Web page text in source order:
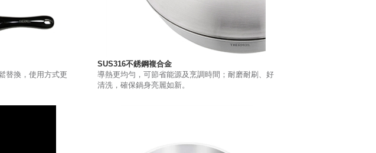
替換，使用方式更
SUS316不銹鋼複合金
導熱更均勻，可節省能源及烹調時間；耐磨耐刷、好
清洗，確保鍋身亮麗如新。